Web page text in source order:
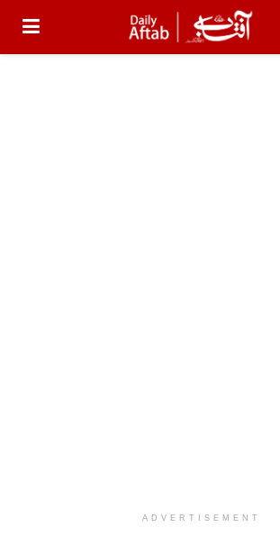
ADVERTISEMENT